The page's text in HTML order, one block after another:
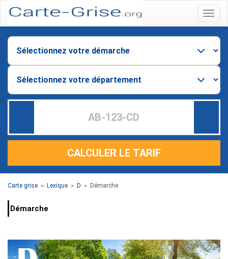
Menu
CALCULER LE TARIF
Carte grise > Lexique > D > Démarche
Démarche